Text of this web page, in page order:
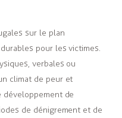
sur le plan
pour les victimes.
verbales ou
climat de peur et
développement de
de dénigrement et de